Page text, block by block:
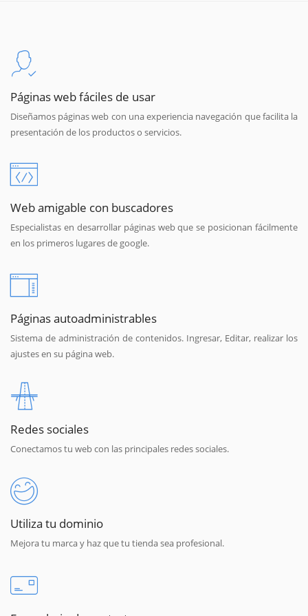
Páginas web fáciles de usar
Diseñamos páginas web con una experiencia navegación que facilita la
presentación de los productos o servicios.
Web amigable con buscadores
Especialistas en desarrollar páginas web que se posicionan fácilmente
en los primeros lugares de google.
Páginas autoadministrables
Sistema de administración de contenidos. Ingresar, Editar, realizar los
ajustes en su página web.
Redes sociales
Conectamos tu web con las principales redes sociales.
Utiliza tu dominio
Mejora tu marca y haz que tu tienda sea profesional.